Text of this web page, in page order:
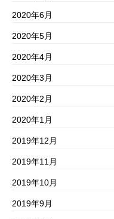
2020年6月
2020年5月
2020年4月
2020年3月
2020年2月
2020年1月
2019年12月
2019年11月
2019年10月
2019年9月